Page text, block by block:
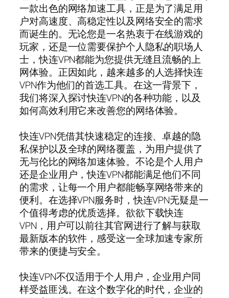
一款出色的网络加速工具，正是为了满足用
户对高速度、高稳定性以及网络安全的需求
而诞生的。无论您是一名热衷于在线游戏的
玩家，还是一位需要保护个人隐私的职场人
士，快连VPN都能为您提供无缝且流畅的上
网体验。正因如此，越来越多的人选择快连
VPN作为他们的首选工具。在这一背景下，
我们将深入探讨快连VPN的各种功能，以及
如何高效利用它来改善您的网络体验。
快连VPN凭借其快速稳定的连接、卓越的隐
私保护以及全球的网络覆盖，为用户提供了
无与伦比的网络加速体验。不论是个人用户
还是企业用户，快连VPN都能满足他们不同
的需求，让每一个用户都能畅享网络带来的
便利。在选择VPN服务时，快连VPN无疑是一
个值得考虑的优质选择。欲欲下载快连
VPN，用户可以前往其官网进行了解与获取
最新版本的软件，感受这一全球加速专家所
带来的便捷与安全。
快连VPN不仅适用于个人用户，企业用户同
样受益匪浅。在这个数字化的时代，企业的